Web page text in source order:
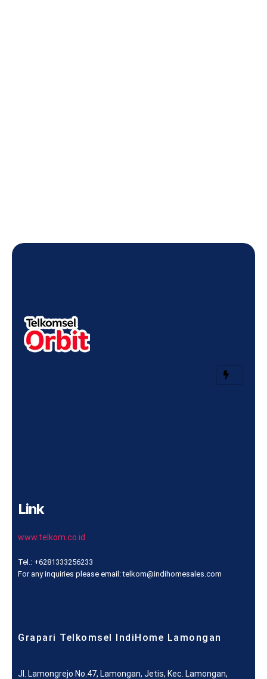
Link
www.telkom.co.id
Tel.: +6281333256233
For any inquiries please email: telkom@indihomesales.com
Grapari Telkomsel IndiHome Lamongan
Jl. Lamongrejo No.47, Lamongan, Jetis, Kec. Lamongan,